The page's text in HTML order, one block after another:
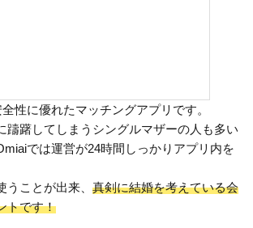
性に優れたマッチングアプリです。
躊躇してしまうシングルマザーの人も多い
では運営が24時間しっかりアプリ内を
ことが出来、 真剣に結婚を考えている会
トです！